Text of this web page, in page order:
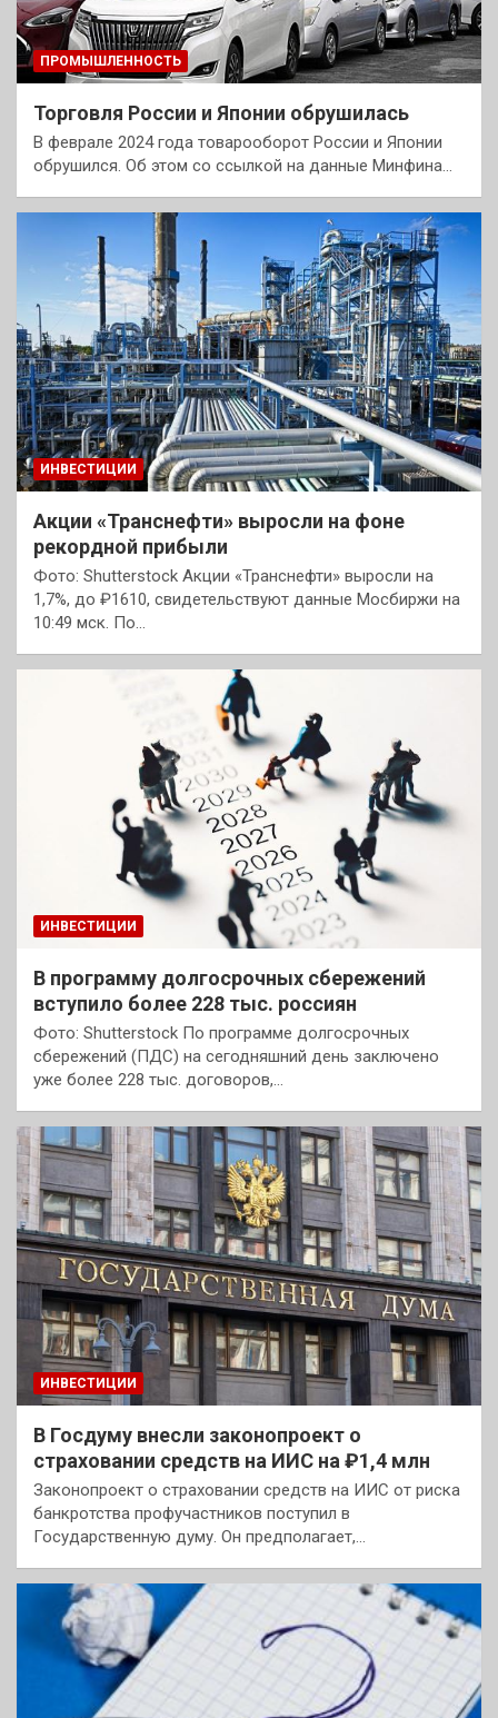
ПРОМЫШЛЕННОСТЬ
Торговля России и Японии обрушилась
В феврале 2024 года товарооборот России и Японии
обрушился. Об этом со ссылкой на данные Минфина…
ИНВЕСТИЦИИ
Акции «Транснефти» выросли на фоне
рекордной прибыли
Фото: Shutterstock Акции «Транснефти» выросли на
1,7%, до ₽1610, свидетельствуют данные Мосбиржи на
10:49 мск. По…
ИНВЕСТИЦИИ
В программу долгосрочных сбережений
вступило более 228 тыс. россиян
Фото: Shutterstock По программе долгосрочных
сбережений (ПДС) на сегодняшний день заключено
уже более 228 тыс. договоров,…
ИНВЕСТИЦИИ
В Госдуму внесли законопроект о
страховании средств на ИИС на ₽1,4 млн
Законопроект о страховании средств на ИИС от риска
банкротства профучастников поступил в
Государственную думу. Он предполагает,…